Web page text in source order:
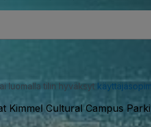
luomalla tilin hyväksyt
Kimmel Cultural Campus